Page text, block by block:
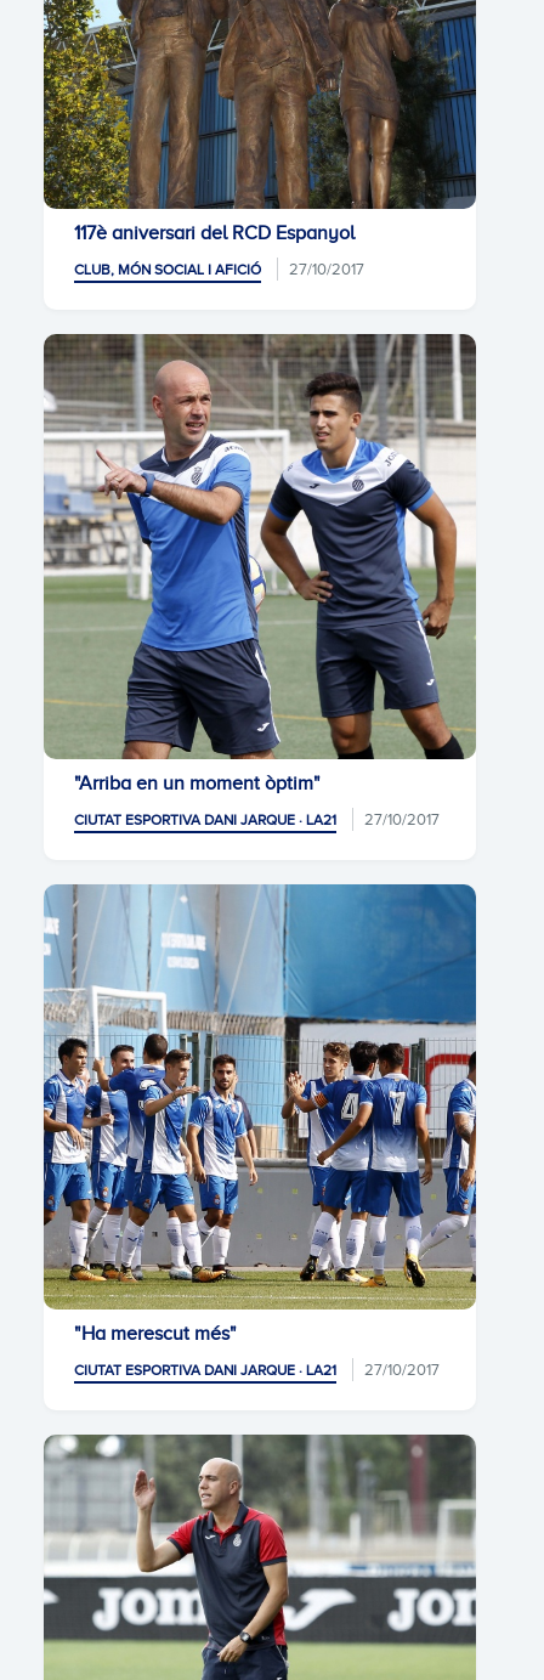
117è aniversari del RCD Espanyol
CLUB, MÓN SOCIAL I AFICIÓ 27/10/2017
"Arriba en un moment òptim"
CIUTAT ESPORTIVA DANI JARQUE · LA21 27/10/2017
"Ha merescut més"
CIUTAT ESPORTIVA DANI JARQUE · LA21 27/10/2017